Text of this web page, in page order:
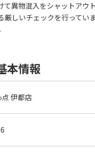
異物混入をシャットアウ
しいチェックを行ってい
本情報
伊都店